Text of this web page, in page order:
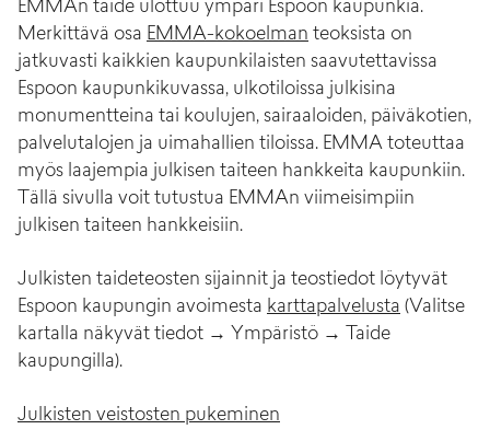
EMMAn taide ulottuu ympäri Espoon kaupunkia.
Merkittävä osa EMMA-kokoelman teoksista on
jatkuvasti kaikkien kaupunkilaisten saavutettavissa
Espoon kaupunkikuvassa, ulkotiloissa julkisina
monumentteina tai koulujen, sairaaloiden, päiväkotien,
palvelutalojen ja uimahallien tiloissa. EMMA toteuttaa
myös laajempia julkisen taiteen hankkeita kaupunkiin.
Tällä sivulla voit tutustua EMMAn viimeisimpiin
julkisen taiteen hankkeisiin.
Julkisten taideteosten sijainnit ja teostiedot löytyvät
Espoon kaupungin avoimesta karttapalvelusta (Valitse
kartalla näkyvät tiedot → Ympäristö → Taide
kaupungilla).
Julkisten veistosten pukeminen